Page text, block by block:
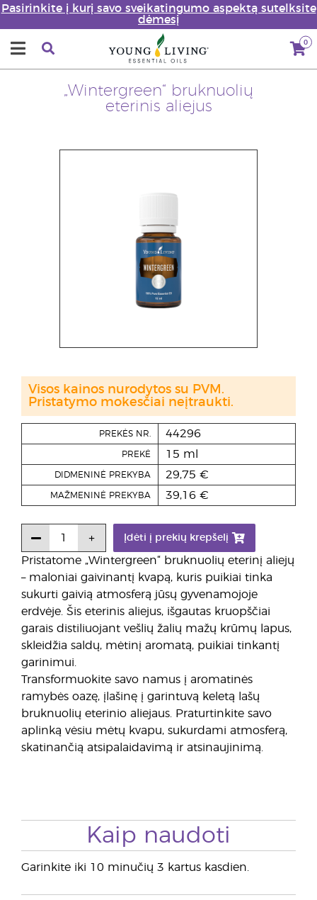
Pasirinkite į kurį savo sveikatingumo aspektą sutelksite
dėmesį
0
„Wintergreen“ bruknuolių
eterinis aliejus
Pristatome „Wintergreen“ bruknuolių eterinį aliejų
– maloniai gaivinantį kvapą, kuris puikiai tinka
sukurti gaivią atmosferą jūsų gyvenamojoje
erdvėje. Šis eterinis aliejus, išgautas kruopščiai
garais distiliuojant vešlių žalių mažų krūmų lapus,
skleidžia saldų, mėtinį aromatą, puikiai tinkantį
garinimui.
Transformuokite savo namus į aromatinės
ramybės oazę, įlašinę į garintuvą keletą lašų
bruknuolių eterinio aliejaus. Praturtinkite savo
aplinką vėsiu mėtų kvapu, sukurdami atmosferą,
skatinančią atsipalaidavimą ir atsinaujinimą.
PREKĖS NR. 44296
PREKĖ 15 ml
DIDMENINĖ PREKYBA 29,75 €
MAŽMENINĖ PREKYBA 39,16 €
Įdėti į prekių krepšelį
Visos kainos nurodytos su PVM.
Pristatymo mokesčiai neįtraukti.
Kaip naudoti
Garinkite iki 10 minučių 3 kartus kasdien.